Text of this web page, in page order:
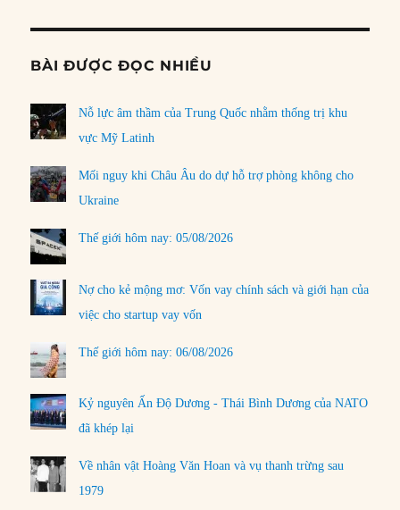
BÀI ĐƯỢC ĐỌC NHIỀU
Nỗ lực âm thầm của Trung Quốc nhằm thống trị khu
vực Mỹ Latinh
Mối nguy khi Châu Âu do dự hỗ trợ phòng không cho
Ukraine
Thế giới hôm nay: 05/08/2026
Nợ cho kẻ mộng mơ: Vốn vay chính sách và giới hạn của
việc cho startup vay vốn
Thế giới hôm nay: 06/08/2026
Kỷ nguyên Ấn Độ Dương - Thái Bình Dương của NATO
đã khép lại
Về nhân vật Hoàng Văn Hoan và vụ thanh trừng sau
1979